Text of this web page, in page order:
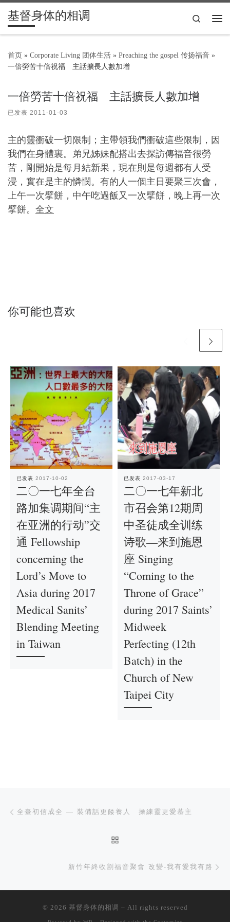
Skip to content
基督身体的相调
Search
首页 » Corporate Living 团体生活 » Preaching the gospel 传扬福音 »
一倍勞苦十倍祝福 主話擴長人數加增
一倍勞苦十倍祝福 主話擴長人數加增
已发表 2011-01-03
主的靈衝破一切限制；主帶領我們衝破這些限制，因
我們在身體裏。弟兄姊妹配搭出去探訪傳福音很勞
苦，剛開始是每月結新果，現在則是每週都有人受
浸，實在是主的憐憫。有的人一個主日要聚三次會，
上午一次擘餅，中午吃過飯又一次擘餅，晚上再一次
擘餅。 全文
你可能也喜欢
已发表 2017-10-02
二〇一七年全台
路加集调期间“主
在亚洲的行动”交
通 Fellowship
concerning the
Lord’s Move to
Asia during 2017
Medical Sanits’
Blending Meeting
in Taiwan
已发表 2017-03-17
二〇一七年新北
市召会第12期周
中圣徒成全训练
诗歌—来到施恩
座 Singing
“Coming to the
Throne of Grace”
during 2017 Saints’
Midweek
Perfecting (12th
Batch) in the
Church of New
Taipei City
文章导航
全臺初信成全 — 裝備話更餧養人 操練靈更愛慕主
新竹年終收割福音聚會 改變-我有愛我有路
© 2026 基督身体的相调 – All rights reserved